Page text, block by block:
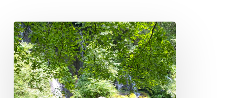
吐
竜
の
滝
で